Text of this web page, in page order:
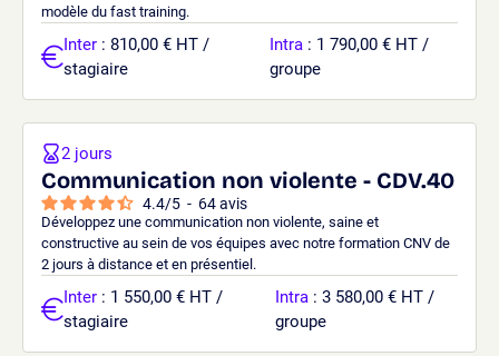
modèle du fast training.
Inter : 810,00 € HT /
stagiaire
Intra : 1 790,00 € HT /
groupe
Communication non violente - CDV.40
4.4/5 - 64avis
Développez une communication non violente, saine et
constructive au sein de vos équipes avec notre formation CNV de
2 jours à distance et en présentiel.
2 jours
Inter : 1 550,00 € HT /
stagiaire
Intra : 3 580,00 € HT /
groupe